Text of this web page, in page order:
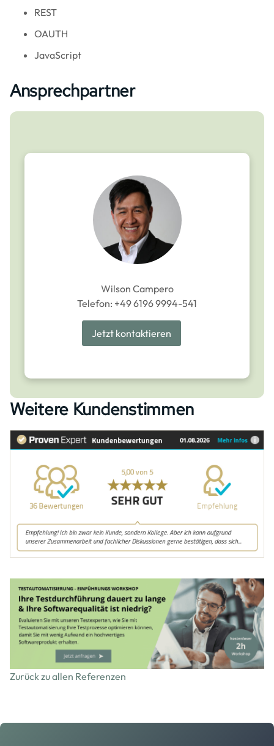
REST
OAUTH
JavaScript
Ansprechpartner
Wilson Campero
Telefon: +49 6196 9994-541
Jetzt kontaktieren
Weitere Kundenstimmen
Image
Zurück zu allen Referenzen